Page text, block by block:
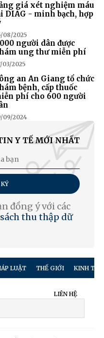
giá xét nghiệm máu
DIAG - minh bạch, hợp
08/2025
người dân được
ung thư miễn phí
03/2025
an An Giang tổ chức
bệnh, cấp thuốc
phí cho 600 người
09/2024
Y TẾ MỚI NHẤT
đồng ý với các
thu thập dữ
LUẬT THẾ GIỚI KINH TẾ
LIÊN HỆ